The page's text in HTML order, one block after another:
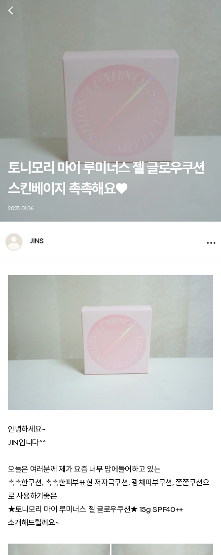
토니모리 마이 루미너스 젤 글로우쿠션
스킨베이지 촉촉해요♥
2023.01.06
JINS
안녕하세요~
JIN입니다^^
오늘은 여러분께 제가 요즘 너무 맘에들어하고 있는
촉촉한쿠션, 촉촉한피부표현 저자극쿠션, 광채피부쿠션, 쫀쫀쿠션으
로 사용하기좋은
★토니모리 마이 루미너스 젤 글로우쿠션★ 15g SPF40++
소개해드릴께요~